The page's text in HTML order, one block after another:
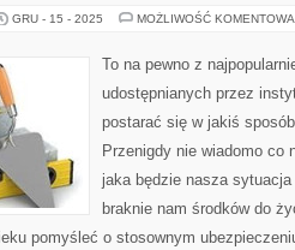
GRU - 15 - 2025 MOŻLIWOŚĆ
To na pewno z
udostępnianych przez
postarać się w jakiś
Przenigdy nie wiadomo co
jaka będzie nasza
braknie nam środków do
pomyśleć o stosownym